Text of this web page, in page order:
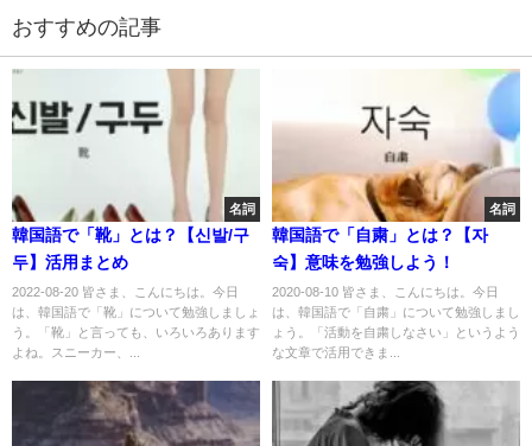
おすすめの記事
名詞
韓国語で「靴」とは？【신발/구
두】活用まとめ
2022-08-20 皆さま、こんにちは。今日
は、韓国語で「靴」について勉強しましょ
う。「靴」と言っても、いろいろあります
よね。スニーカー、...
名詞
韓国語で「自粛」とは？【자
숙】意味を勉強しよう！
2020-08-10 皆さま、こんにちは。今日
は、韓国語で「自粛」について勉強しまし
ょう。「活動を自粛しなさい」というよう
な文章で活用できま...